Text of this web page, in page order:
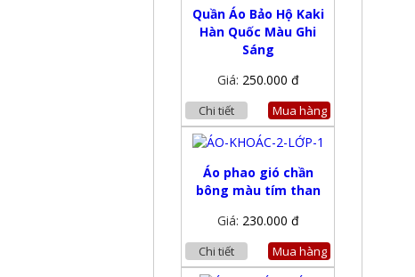
Quần Áo Bảo Hộ Kaki
Hàn Quốc Màu Ghi
Sáng
Giá: 250.000 đ
Chi tiết Mua hàng
Áo phao gió chần
bông màu tím than
Giá: 230.000 đ
Chi tiết Mua hàng